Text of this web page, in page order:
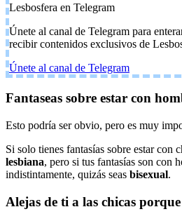
Lesbosfera en Telegram
Únete al canal de Telegram para
recibir contenidos exclusivos de
Únete al canal de Telegram
Fantaseas sobre estar con
Esto podría ser obvio, pero es muy
Si solo tienes fantasías sobre estar con
lesbiana, pero si tus fantasías son con
indistintamente, quizás seas bisexual.
Alejas de ti a las chicas